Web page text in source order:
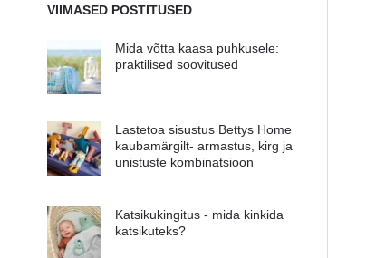
VIIMASED POSTITUSED
Mida võtta kaasa puhkusele:
praktilised soovitused
Lastetoa sisustus Bettys Home
kaubamärgilt- armastus, kirg ja
unistuste kombinatsioon
Katsikukingitus - mida kinkida
katsikuteks?